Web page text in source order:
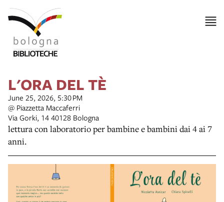
L'ORA DEL TÈ
June 25, 2026, 5:30 PM
@ Piazzetta Maccaferri
Via Gorki, 14 40128 Bologna
lettura con laboratorio per bambine e bambini dai 4 ai 7
anni.